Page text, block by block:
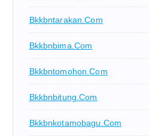
Bkkbntarakan.com
Bkkbnbima.com
Bkkbntomohon.com
Bkkbnbitung.com
Bkkbnkotamobagu.com